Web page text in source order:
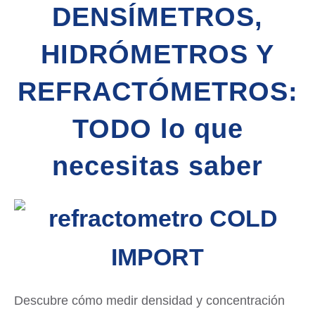
DENSÍMETROS,
HIDRÓMETROS Y
REFRACTÓMETROS:
TODO lo que
necesitas saber
Descubre cómo medir densidad y concentración